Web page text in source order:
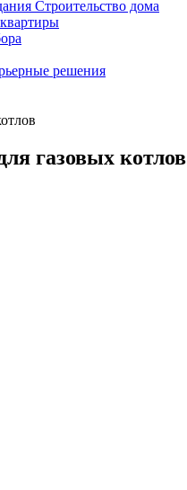
Строительство дома
решения
газовых котлов